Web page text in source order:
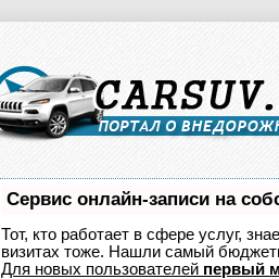
Сервис онлайн-записи на
Тот, кто работает в сфере услуг,
визитах тоже. Нашли самый
Для новых пользователей первый